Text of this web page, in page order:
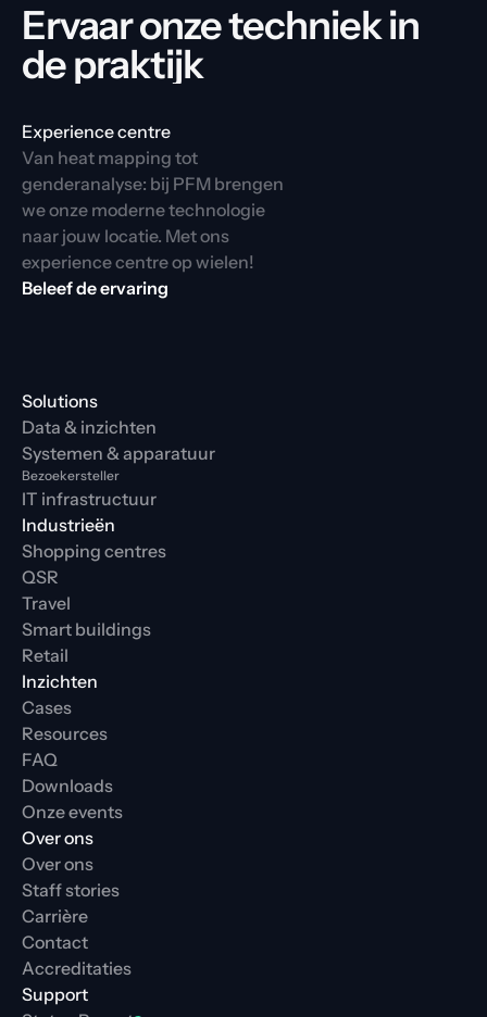
Ervaar onze techniek in
de praktijk
Experience centre
Van heat mapping tot
genderanalyse: bij PFM brengen
we onze moderne technologie
naar jouw locatie. Met ons
experience centre op wielen!
Beleef de ervaring
Solutions
Data & inzichten
Systemen & apparatuur
Bezoekersteller
IT infrastructuur
Industrieën
Shopping centres
QSR
Travel
Smart buildings
Retail
Inzichten
Cases
Resources
FAQ
Downloads
Onze events
Over ons
Over ons
Staff stories
Carrière
Contact
Accreditaties
Support